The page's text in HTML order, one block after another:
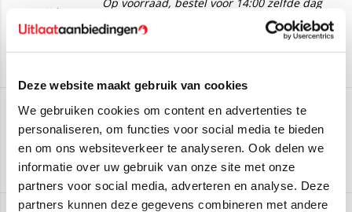
Deze website maakt gebruik van cookies
We gebruiken cookies om content en advertenties te
personaliseren, om functies voor social media te bieden
en om ons websiteverkeer te analyseren. Ook delen we
informatie over uw gebruik van onze site met onze
partners voor social media, adverteren en analyse. Deze
partners kunnen deze gegevens combineren met andere
Levertijd:
verzonden
Nieuwe roetfilter Ford Fiesta 1.4, 1.6 vanaf
Montagesetje leveren wij er gratis bij mee.
Deze roetfilter is geschikt voor:
Ford Fiesta VII 1.4 TDCi
Ford Fiesta VII 1.6 TDCi 16_V
(55KW/75PK – 2008 t/m 2017)
EEC
Aan verlanglijst toevoegen Toevoegen om te vergelijken